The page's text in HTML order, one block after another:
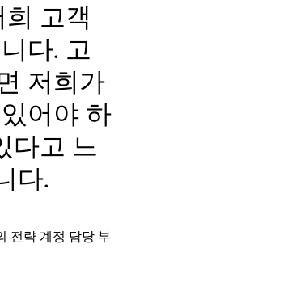
고객
다. 고
저희가
어야 하
다고 느
다.
전략 계정 담당 부